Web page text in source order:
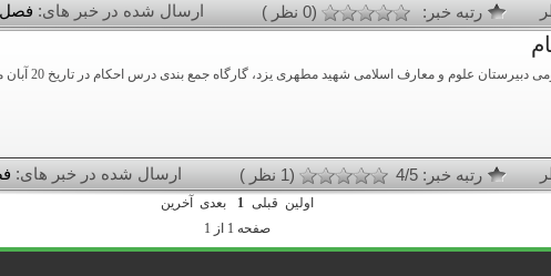
رتبه خبر: (0 نظر ) ارسال شده در خبر های:
به گزارش
رتبه خبر: 4/5 (1 نظر ) ارسال شده در خبر های:
اولین قبلی 1 بعدی
آخرین
صفحه 1 از 1